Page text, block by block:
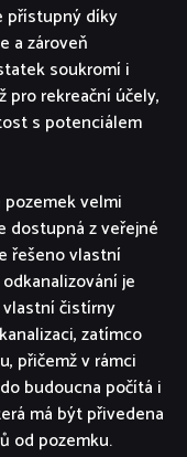
přístupný díky
a zároveň
soukromí i
rekreační účely,
s potenciálem
velmi
dostupná z veřejné
řešeno vlastní
je
čistírny
zatímco
přičemž v rámci
budoucna počítá i
má být přivedena
od pozemku.